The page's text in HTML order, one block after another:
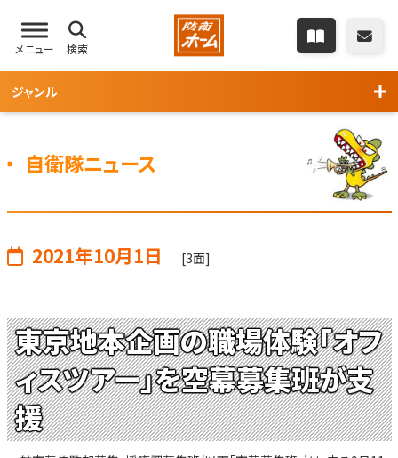
メニュー 検索
ジャンル
自衛隊ニュース
2021年10月1日 [3面]
東京地本企画の職場体験「オフ
ィスツアー」を空幕募集班が支
援